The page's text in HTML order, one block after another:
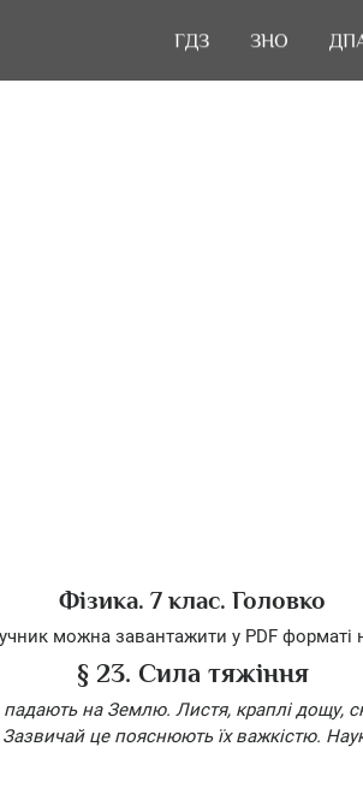
ГДЗ
ГДЗ ЗНО
ЗНО
Фізика. 7 клас. Головко
можна завантажити у PDF форматі
§ 23. Сила тяжіння
на Землю. Листя, краплі дощу,
Зазвичай це пояснюють їх важкістю.